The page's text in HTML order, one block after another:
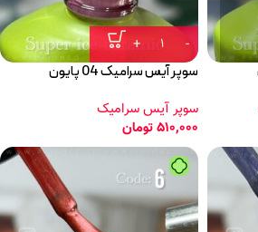
سوپر آیس سرامیک 04 پایون
سوپر آیس سرامیک
510,000تومان